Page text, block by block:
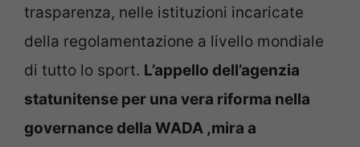
trasparenza, nelle istituzioni incaricate
della regolamentazione a livello mondiale
di tutto lo sport. L’appello dell’agenzia
statunitense per una vera riforma nella
governance della WADA ,mira a